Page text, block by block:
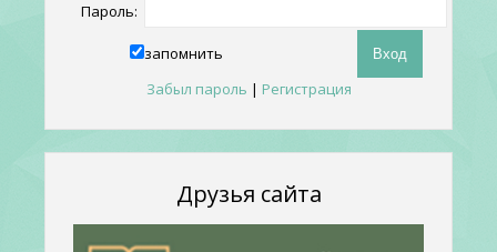
Пароль:
запомнить
Забыл пароль | Регистрация
Друзья сайта